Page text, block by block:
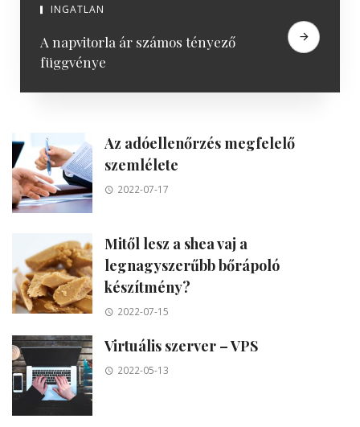
INGATLAN
A napvitorla ár számos tényező
függvénye
Az adóellenőrzés megfelelő
szemlélete
2022-07-17
Mitől lesz a shea vaj a
legnagyszerűbb bőrápoló
készítmény?
2022-07-15
Virtuális szerver – VPS
2022-05-13